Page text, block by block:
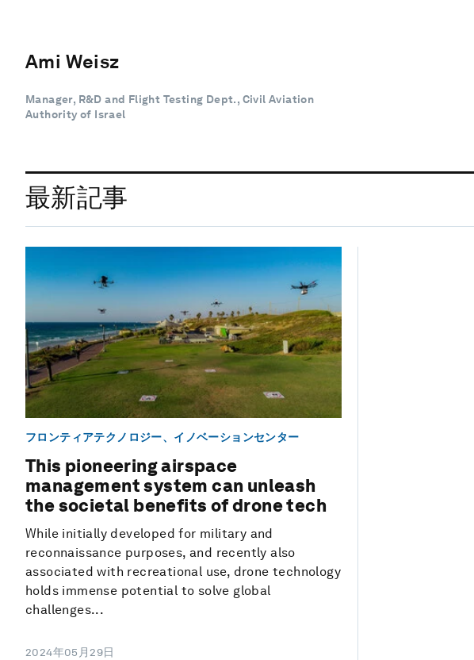
Ami Weisz
Manager, R&D and Flight Testing Dept., Civil Aviation
Authority of Israel
最新記事
フロンティアテクノロジー、イノベーションセンター
This pioneering airspace
management system can unleash
the societal benefits of drone tech
While initially developed for military and
reconnaissance purposes, and recently also
associated with recreational use, drone technology
holds immense potential to solve global
challenges...
2024年05月29日